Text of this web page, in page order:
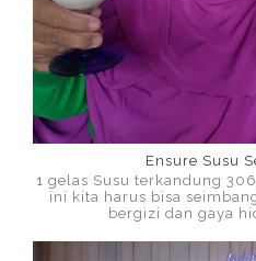
Ensure Susu
1 gelas Susu terkandung
ini kita harus bisa
bergizi dan gaya